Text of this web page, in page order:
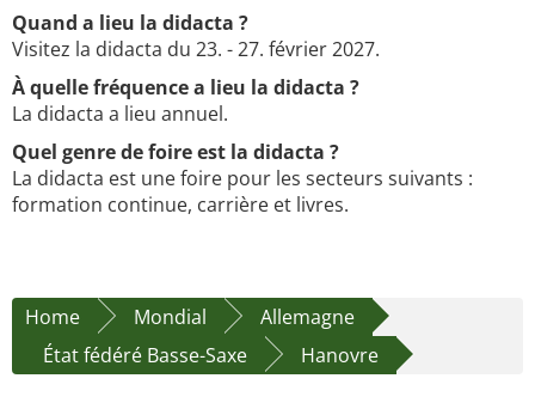
Quand a lieu la didacta ?
Visitez la didacta du 23. - 27. février 2027.
À quelle fréquence a lieu la didacta ?
La didacta a lieu annuel.
Quel genre de foire est la didacta ?
La didacta est une foire pour les secteurs suivants :
formation continue, carrière et livres.
Home Mondial
Allemagne
État fédéré Basse-Saxe
Hanovre